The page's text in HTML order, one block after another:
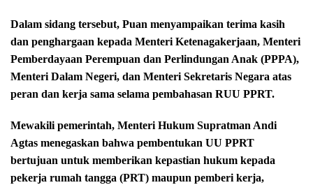
Dalam sidang tersebut, Puan menyampaikan terima kasih
dan penghargaan kepada Menteri Ketenagakerjaan, Menteri
Pemberdayaan Perempuan dan Perlindungan Anak (PPPA),
Menteri Dalam Negeri, dan Menteri Sekretaris Negara atas
peran dan kerja sama selama pembahasan RUU PPRT.
Mewakili pemerintah, Menteri Hukum Supratman Andi
Agtas menegaskan bahwa pembentukan UU PPRT
bertujuan untuk memberikan kepastian hukum kepada
pekerja rumah tangga (PRT) maupun pemberi kerja,